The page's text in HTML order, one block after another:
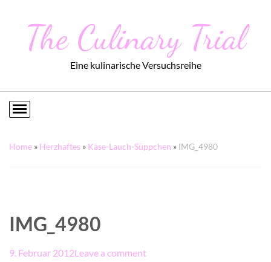
The Culinary Trial
Eine kulinarische Versuchsreihe
Home » Herzhaftes » Käse-Lauch-Süppchen » IMG_4980
IMG_4980
9. Februar 2012Leave a comment